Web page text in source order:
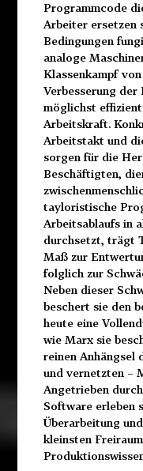
Programmcode
Arbeiter ersetzen
Bedingungen
analoge
Klassenkampf
Verbesserung der
möglichst
Arbeitskraft.
Arbeitstakt und
sorgen für die
Beschäftigten,
tayloristische
Arbeitsablaufs in
durchsetzt, trägt
Maß zur
folglich zur
Neben dieser
beschert sie den
heute eine
wie Marx sie
reinen Anhängsel
und vernetzten –
Angetrieben
Software erleben
Überarbeitung
kleinsten